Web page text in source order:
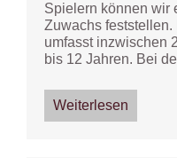
Spielern können wir
Zuwachs
umfasst inzwischen
bis 12 Jahren. Bei
Weiterlesen